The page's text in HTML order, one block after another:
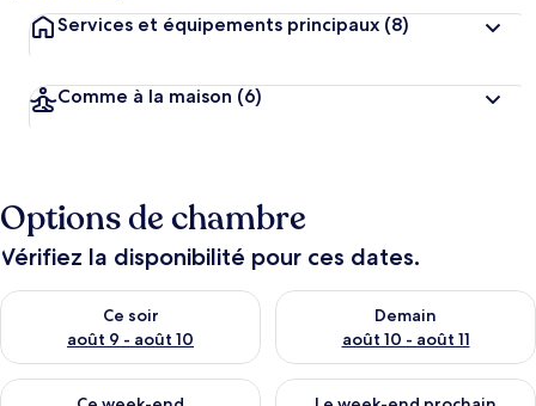
Services et équipements principaux (8)
Comme à la maison (6)
Options de chambre
Vérifiez la disponibilité pour ces dates.
Ce soir
août 9 - août 10
Vérifier la disponibilité pour ce soir août 9 - août 10
Demain
août 10 - août 11
Vérifier la disponibilité pour
Vérifier la disponibilité pour ce week-end août 14 - août 16
Vérifier la disponibilité pour